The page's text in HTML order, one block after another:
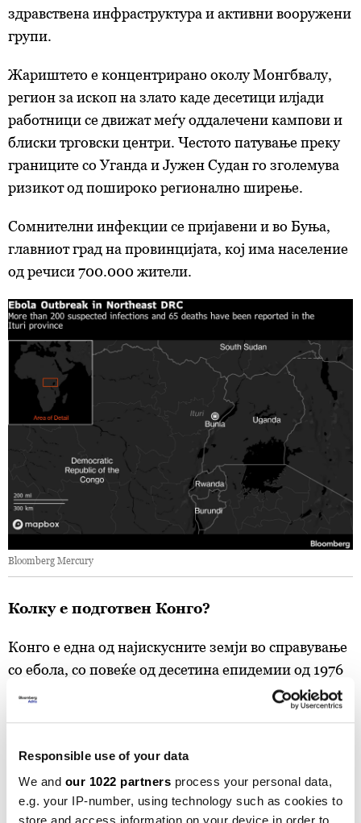
Responsible use of your data
We and our 1022 partners process your personal data,
e.g. your IP-number, using technology such as cookies to
store and access information on your device in order to
здравствена инфраструктура и активни вооружени
групи.
Жариштето е концентрирано околу Монгбвалу,
регион за ископ на злато каде десетици илјади
работници се движат меѓу оддалечени кампови и
блиски трговски центри. Честото патување преку
границите со Уганда и Јужен Судан го зголемува
ризикот од пошироко регионално ширење.
Сомнителни инфекции се пријавени и во Буња,
главниот град на провинцијата, кој има население
од речиси 700.000 жители.
Bloomberg Mercury
Колку е подготвен Конго?
Конго е една од најискусните земји во справување
со ебола, со повеќе од десетина епидемии од 1976
година.
контакти, прстенеста вакцинација и ангажман на
заедницата. Последната епидемија (завршена во
декември 2025) беше ставена под контрола за